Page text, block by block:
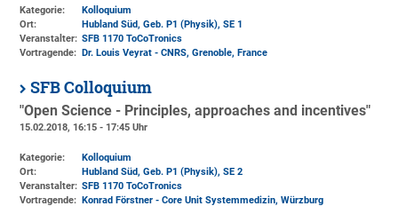
Kategorie:
Kolloquium
Ort:
Hubland Süd, Geb. P1 (Physik), SE 1
Veranstalter: SFB 1170 ToCoTronics
Vortragende:
Dr. Louis Veyrat - CNRS, Grenoble, France
SFB Colloquium
"Open Science - Principles, approaches and incentives"
15.02.2018, 16:15 - 17:45 Uhr
Kategorie:
Kolloquium
Ort:
Hubland Süd, Geb. P1 (Physik), SE 2
Veranstalter: SFB 1170 ToCoTronics
Vortragende: Konrad Förstner - Core Unit Systemmedizin, Würzburg